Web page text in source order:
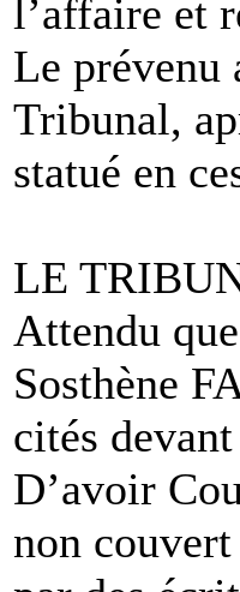
l’affaire et
Le prévenu
Tribunal,
statué en
LE
Attendu
Sosthène
cités
D’avoir
non